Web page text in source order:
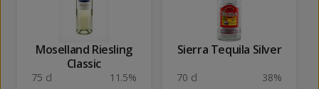
Moselland Riesling
Classic
75 cl 11.5%
Sierra Tequila Silver
70 cl 38%